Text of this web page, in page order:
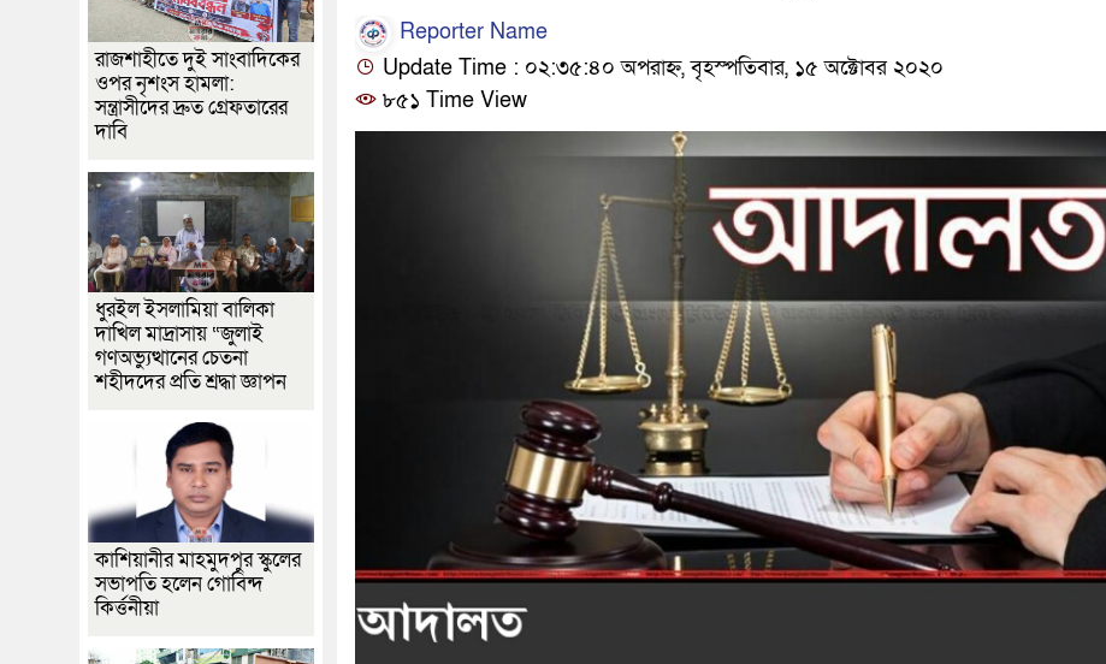
Reporter Name
Update Time : ০২:৩৫:৪০ অপরাহ্ন, বৃহস্পতিবার, ১৫ অক্টোবর ২০২০
৮৫১ Time View
রাজশাহীতে দুই সাংবাদিকের
ওপর নৃশংস হামলা:
সন্ত্রাসীদের দ্রুত গ্রেফতারের
দাবি
ধুরইল ইসলামিয়া বালিকা
দাখিল মাদ্রাসায় “জুলাই
গণঅভ্যুত্থানের চেতনা
শহীদদের প্রতি শ্রদ্ধা জ্ঞাপন
কাশিয়ানীর মাহমুদপুর স্কুলের
সভাপতি হলেন গোবিন্দ
কির্ত্তনীয়া